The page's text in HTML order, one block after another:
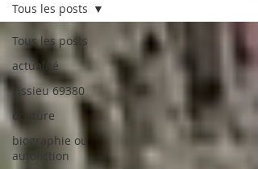
Tous les posts
actualité
Lissieu 69380
écriture
biographie ou
autofiction
Tous les posts